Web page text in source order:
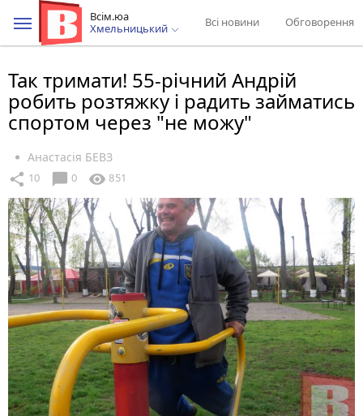
Всім.юа
Хмельницький
Всі новини Обговорення
Так тримати! 55-річний Андрій
робить розтяжку і радить займатись
спортом через "не можу"
Анастасія БЕВЗ
share 10 chat_bubble 0 visibility 851